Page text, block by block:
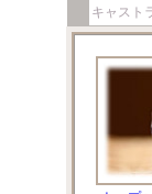
キャスト